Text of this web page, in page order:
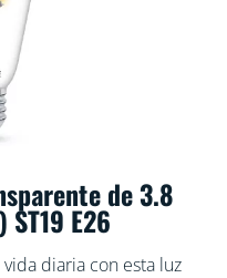
de 3.8
E26
diaria con esta luz